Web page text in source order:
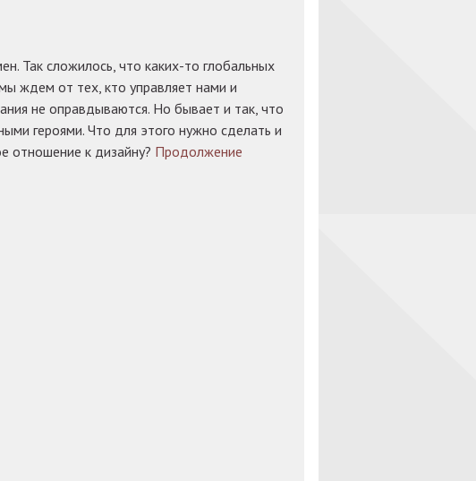
Так сложилось, что каких-то глобальных
ждем от тех, кто управляет нами и
не оправдываются. Но бывает и так, что
героями. Что для этого нужно сделать и
отношение к дизайну? Продолжение